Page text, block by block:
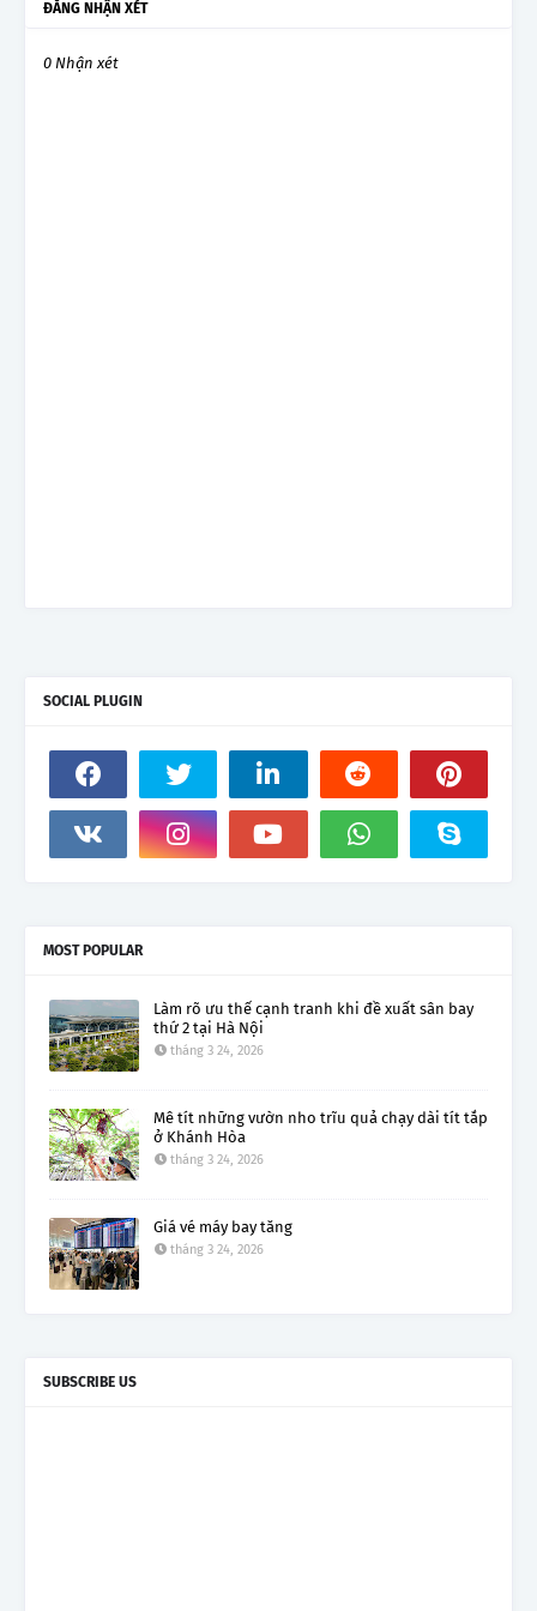
ĐĂNG NHẬN XÉT
0 Nhận xét
SOCIAL PLUGIN
MOST POPULAR
Làm rõ ưu thế cạnh tranh khi đề xuất sân bay
thứ 2 tại Hà Nội
tháng 3 24, 2026
Mê tít những vườn nho trĩu quả chạy dài tít tắp
ở Khánh Hòa
tháng 3 24, 2026
Giá vé máy bay tăng
tháng 3 24, 2026
SUBSCRIBE US